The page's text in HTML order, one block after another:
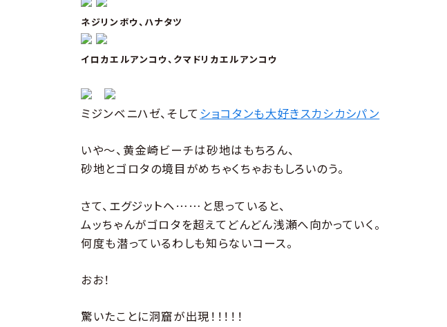
ネジリンボウ、ハナタツ
イロカエルアンコウ、クマドリカエルアンコウ
ミジンベニハゼ、そして ショコタンも大好きスカシカシパン
いや〜、黄金崎ビーチは砂地はもちろん、
砂地とゴロタの境目がめちゃくちゃおもしろいのう。
さて、エグジットヘ……と思っていると、
ムッちゃんがゴロタを超えてどんどん浅瀬へ向かっていく。
何度も潜っているわしも知らないコース。
おお！
驚いたことに洞窟が出現！！！！！